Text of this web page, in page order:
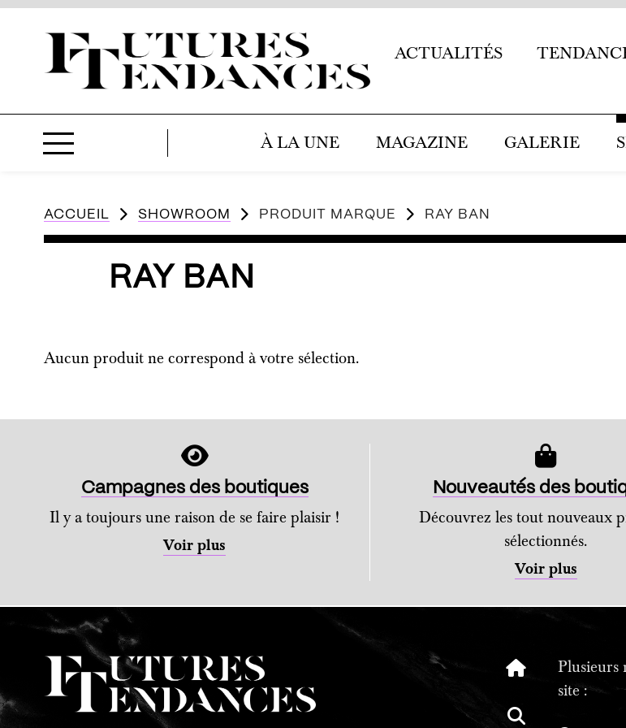
ACTUALITÉS
À LA UNE MAGAZINE GALERIE
ACCUEIL SHOWROOM PRODUIT MARQUE RAY BAN
RAY BAN
Aucun produit ne correspond à votre sélection.
Campagnes des boutiques
Il y a toujours une raison de se faire plaisir !
Voir plus
Nouveautés des
Découvrez les tout nouveaux
sélectionnés.
Voir plus
Plusieurs
site :